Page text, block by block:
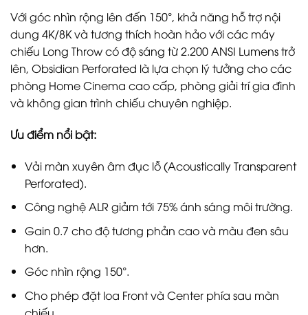
Với góc nhìn rộng lên đến 150°, khả năng hỗ trợ nội
dung 4K/8K và tương thích hoàn hảo với các máy
chiếu Long Throw có độ sáng từ 2.200 ANSI Lumens trở
lên, Obsidian Perforated là lựa chọn lý tưởng cho các
phòng Home Cinema cao cấp, phòng giải trí gia đình
và không gian trình chiếu chuyên nghiệp.
Ưu điểm nổi bật:
Vải màn xuyên âm đục lỗ (Acoustically Transparent
Perforated).
Công nghệ ALR giảm tới 75% ánh sáng môi trường.
Gain 0.7 cho độ tương phản cao và màu đen sâu
hơn.
Góc nhìn rộng 150°.
Cho phép đặt loa Front và Center phía sau màn